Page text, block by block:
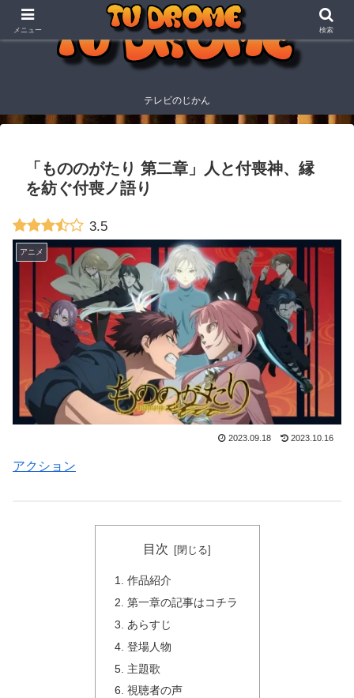
テレビのじかん
「もののがたり 第二章」人と付喪神、縁
を紡ぐ付喪ノ語り
3.5
アニメ
2023.09.18 2023.10.16
アクション
目次
作品紹介
第一章の記事はコチラ
あらすじ
登場人物
主題歌
視聴者の声
メニュー 検索